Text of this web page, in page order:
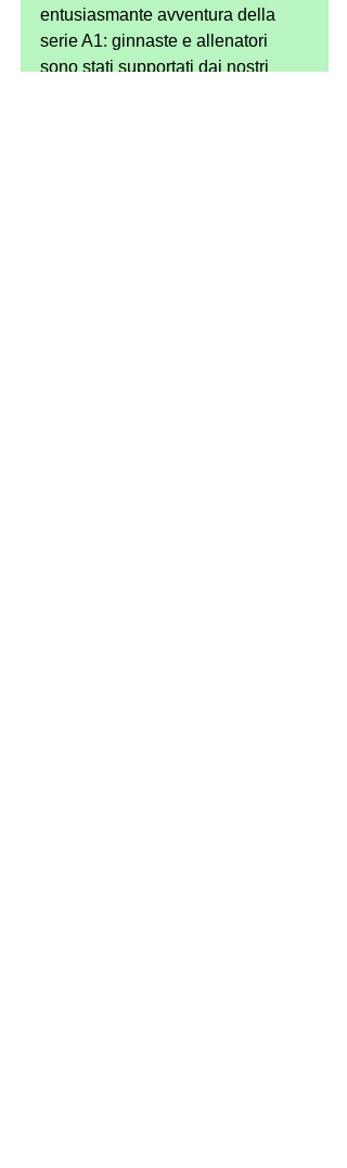
entusiasmante avventura della
serie A1: ginnaste e allenatori
sono stati supportati dai nostri